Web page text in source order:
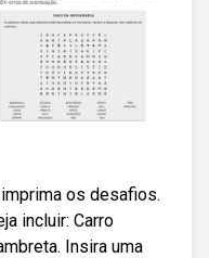
os desafios.
incluir: Carro
Insira uma